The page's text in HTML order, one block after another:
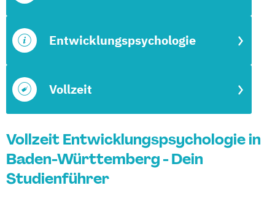
Vollzeit
Entwicklungspsychologie
Vollzeit Entwicklungspsychologie in
Baden-Württemberg - Dein
Studienführer